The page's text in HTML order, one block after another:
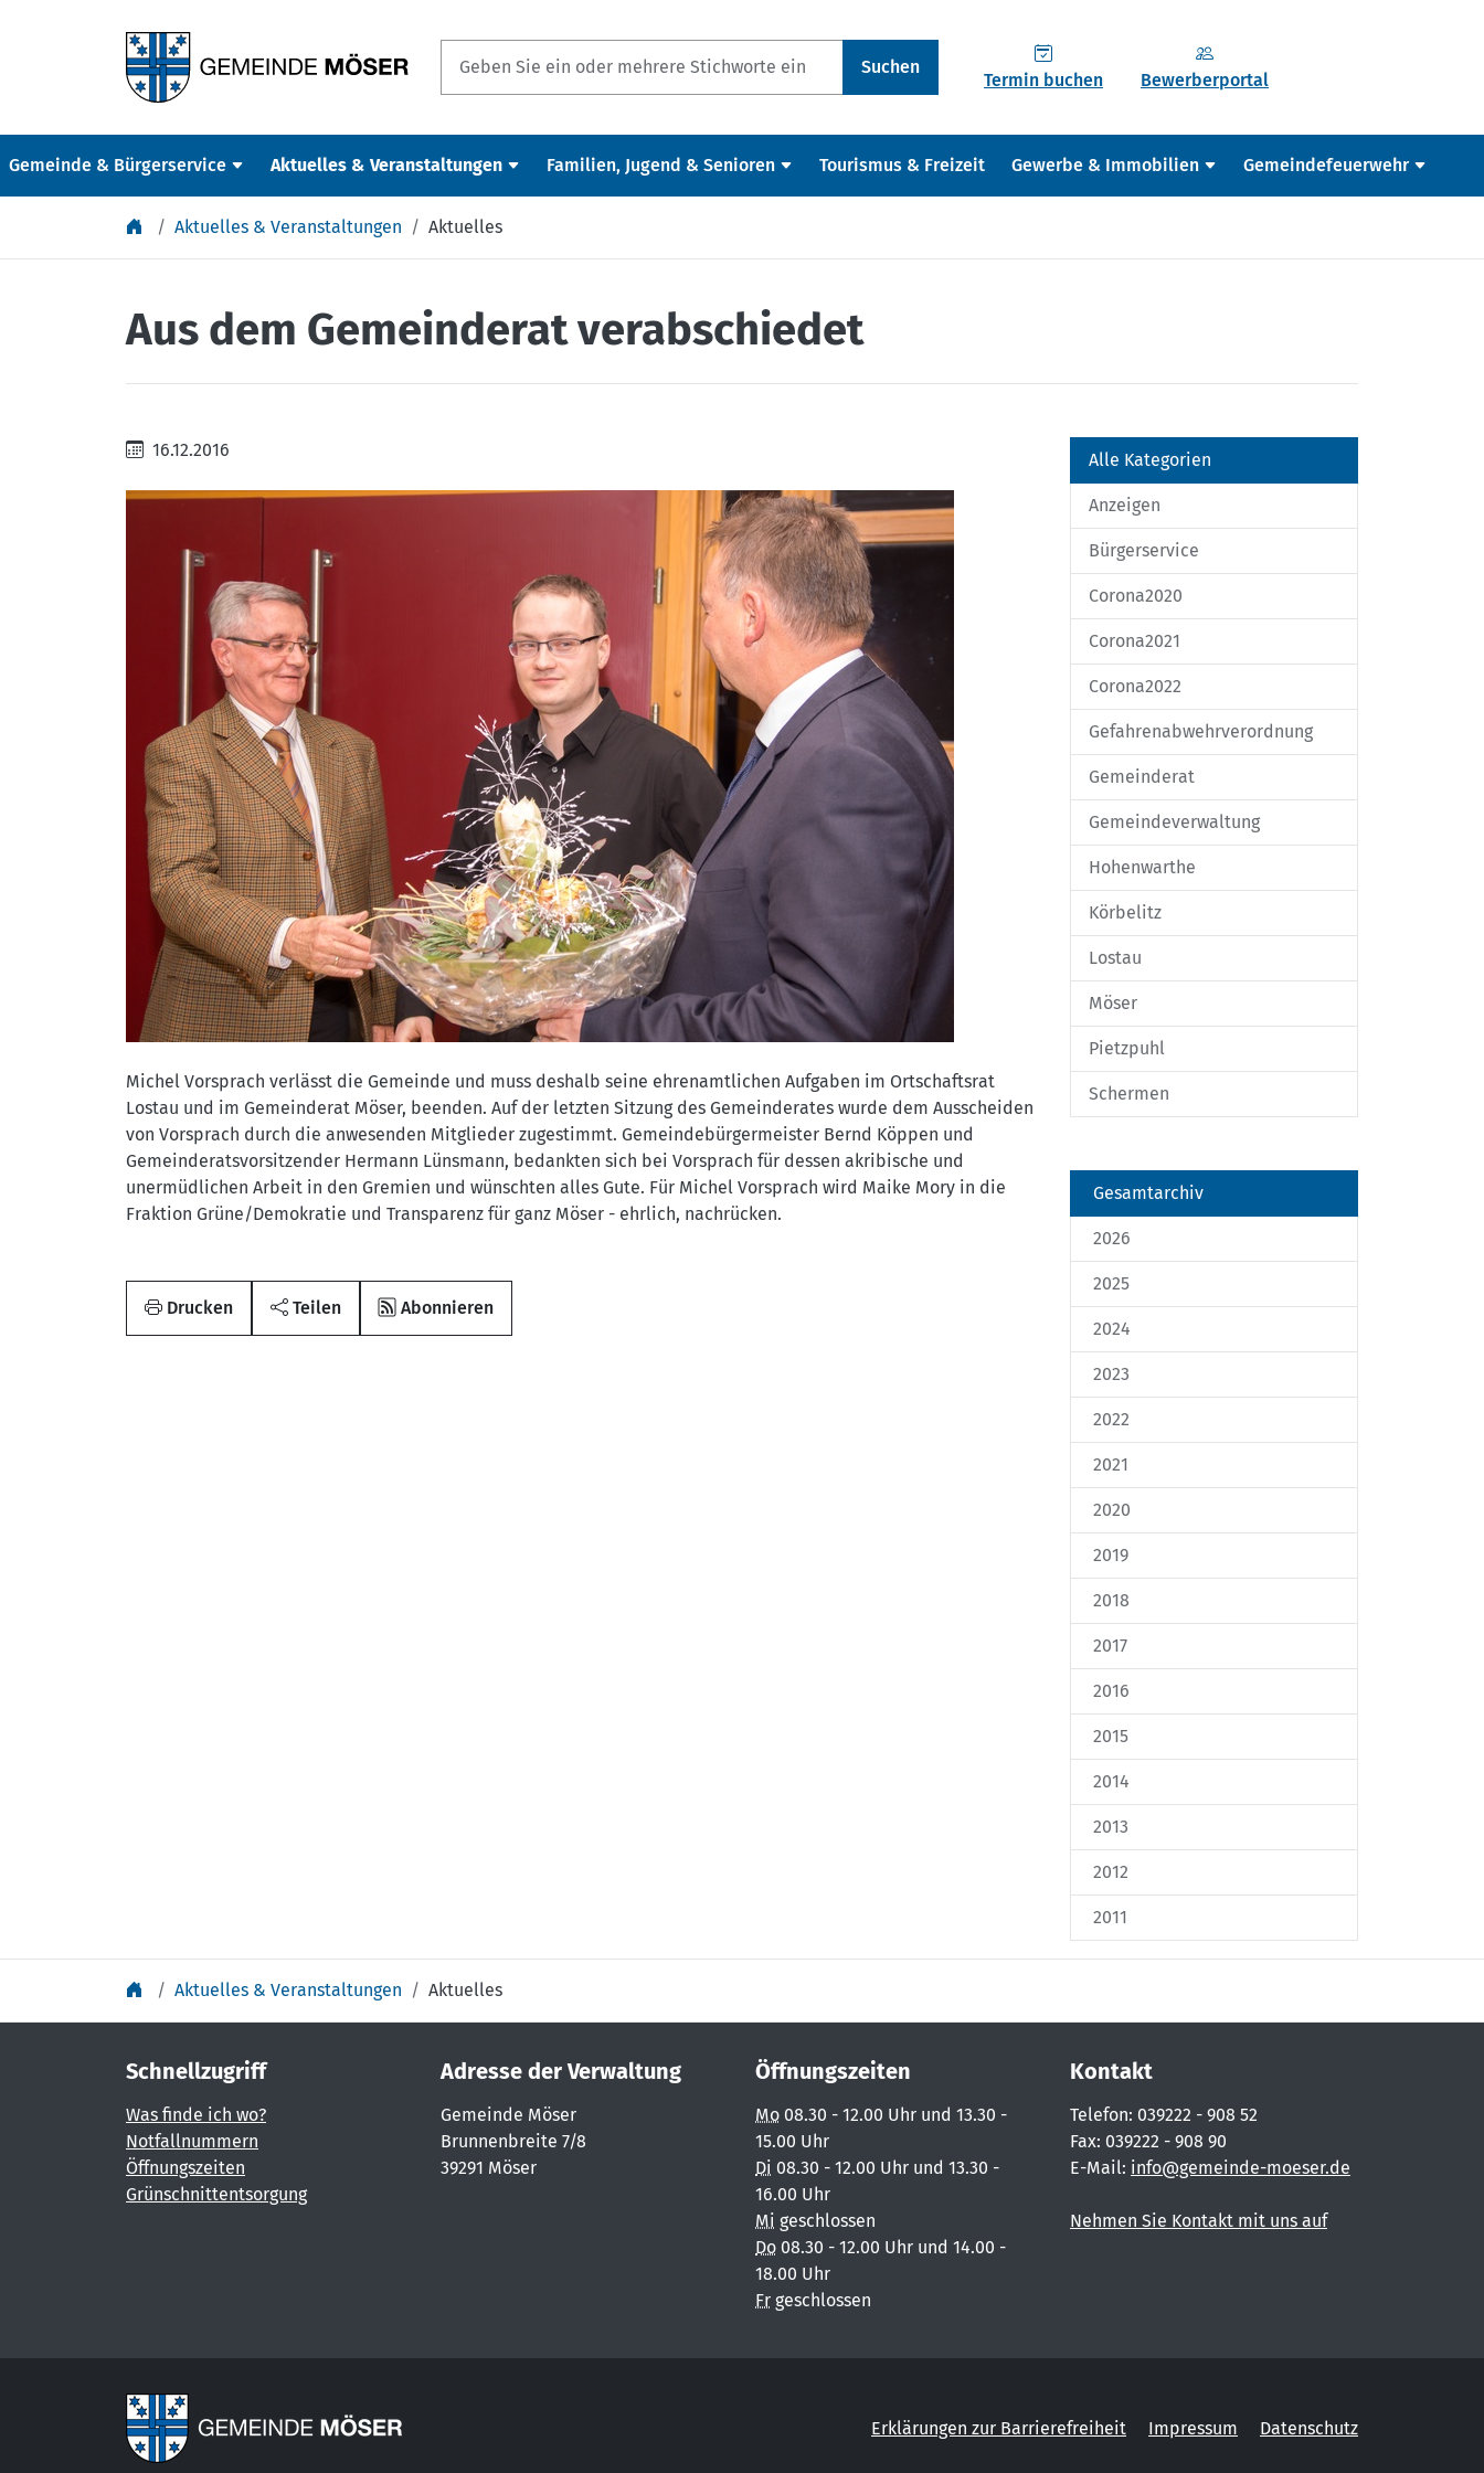
Suchen
Termin buchen Bewerberportal
Gemeinde & Bürgerservice Aktuelles & Veranstaltungen Familien, Jugend & Senioren Tourismus & Freizeit Gewerbe & Immobilien Gemeindefeuerwehr
Aktuelles & Veranstaltungen Aktuelles
Aus dem Gemeinderat verabschiedet
16.12.2016
Michel Vorsprach verlässt die Gemeinde und muss deshalb seine ehrenamtlichen Aufgaben im Ortschaftsrat
Lostau und im Gemeinderat Möser, beenden. Auf der letzten Sitzung des Gemeinderates wurde dem Ausscheiden
von Vorsprach durch die anwesenden Mitglieder zugestimmt. Gemeindebürgermeister Bernd Köppen und
Gemeinderatsvorsitzender Hermann Lünsmann, bedankten sich bei Vorsprach für dessen akribische und
unermüdlichen Arbeit in den Gremien und wünschten alles Gute. Für Michel Vorsprach wird Maike Mory in die
Fraktion Grüne/Demokratie und Transparenz für ganz Möser - ehrlich, nachrücken.
Drucken Teilen Abonnieren
Alle Kategorien
Anzeigen
Bürgerservice
Corona2020
Corona2021
Corona2022
Gefahrenabwehrverordnung
Gemeinderat
Gemeindeverwaltung
Hohenwarthe
Körbelitz
Lostau
Möser
Pietzpuhl
Schermen
Gesamtarchiv
2026
2025
2024
2023
2022
2021
2020
2019
2018
2017
2016
2015
2014
2013
2012
2011
Aktuelles & Veranstaltungen Aktuelles
Schnellzugriff
Was finde ich wo?
Notfallnummern
Öffnungszeiten
Grünschnittentsorgung
Adresse der Verwaltung
Gemeinde Möser
Brunnenbreite 7/8
39291 Möser
Öffnungszeiten
Mo 08.30 - 12.00 Uhr und 13.30 -
15.00 Uhr
Di 08.30 - 12.00 Uhr und 13.30 -
16.00 Uhr
Mi geschlossen
Do 08.30 - 12.00 Uhr und 14.00 -
18.00 Uhr
Fr geschlossen
Kontakt
Telefon: 039222 - 908 52
Fax: 039222 - 908 90
E-Mail: info@gemeinde-moeser.de
Nehmen Sie Kontakt mit uns auf
Erklärungen zur Barrierefreiheit Impressum Datenschutz